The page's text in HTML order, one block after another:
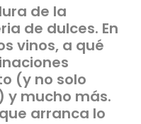
de la
de dulces. En
vinos, a qué
(y no solo
y mucho más.
arranca lo